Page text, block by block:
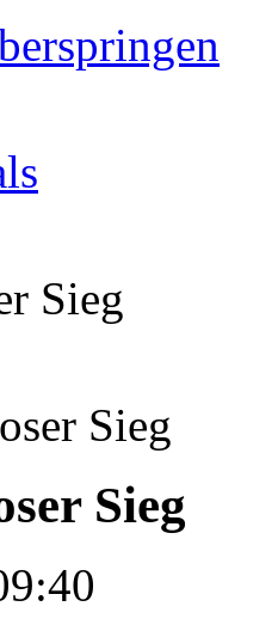
Sieg
Sieg
Sieg